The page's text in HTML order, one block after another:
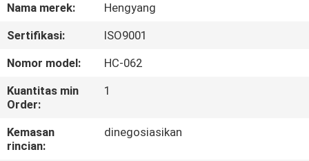
TUR
PABRIK
KONTROL
KUALITAS
Nama merek:
Hengyang
Sertifikasi:
ISO9001
Nomor model:
HC-062
Kuantitas min
Order:
1
Kemasan
rincian:
dinegosiasikan